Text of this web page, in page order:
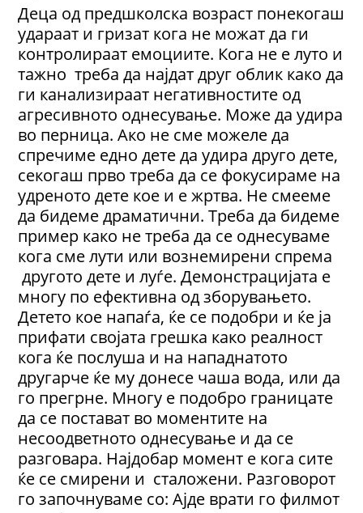
Деца од предшколска возраст понекогаш
удараат и гризат кога не можат да ги
контролираат емоциите. Кога не е луто и
тажно треба да најдат друг облик како да
ги канализираат негативностите од
агресивното однесување. Може да удира
во перница. Ако не сме можеле да
спречиме едно дете да удира друго дете,
секогаш прво треба да се фокусираме на
удреното дете кое и е жртва. Не смееме
да бидеме драматични. Треба да бидеме
пример како не треба да се однесуваме
кога сме лути или вознемирени спрема
другото дете и луѓе. Демонстрацијата е
многу по ефективна од зборувањето.
Детето кое напаѓа, ќе се подобри и ќе ја
прифати својата грешка како реалност
кога ќе послуша и на нападнатото
другарче ќе му донесе чаша вода, или да
го прегрне. Многу е подобро границате
да се постават во моментите на
несоодветното однесување и да се
разговара. Најдобар момент е кога сите
ќе се смирени и сталожени. Разговорот
го започнуваме со: Ајде врати го филмот